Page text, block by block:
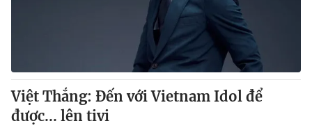
Việt Thắng: Đến với Vietnam Idol để
được... lên tivi